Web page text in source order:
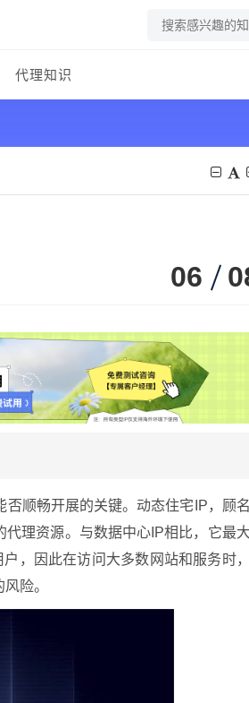
代理知识
06
顺畅开展的关键。动态住宅IP，顾名
理资源。与数据中心IP相比，它最大
，因此在访问大多数网站和服务时，
险。